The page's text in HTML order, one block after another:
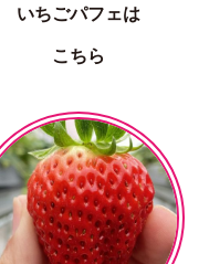
いちごパフェは
こちら